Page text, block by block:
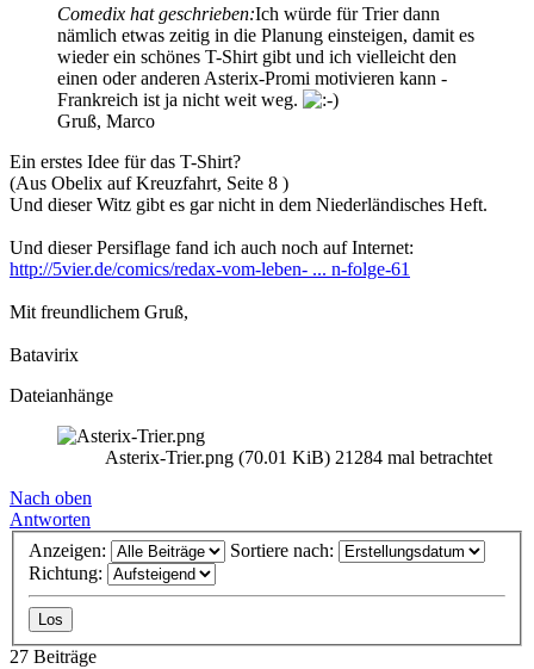
Comedix hat geschrieben:Ich würde für Trier dann
nämlich etwas zeitig in die Planung einsteigen, damit es
wieder ein schönes T-Shirt gibt und ich vielleicht den
einen oder anderen Asterix-Promi motivieren kann -
Frankreich ist ja nicht weit weg.
Gruß, Marco
Ein erstes Idee für das T-Shirt?
(Aus Obelix auf Kreuzfahrt, Seite 8 )
Und dieser Witz gibt es gar nicht in dem Niederländisches Heft.
Und dieser Persiflage fand ich auch noch auf Internet:
http://5vier.de/comics/redax-vom-leben- ... n-folge-61
Mit freundlichem Gruß,
Batavirix
Dateianhänge
Asterix-Trier.png (70.01 KiB) 21284 mal betrachtet
Nach oben
Antworten
Anzeigen:
Sortiere nach:
Richtung:
27 Beiträge